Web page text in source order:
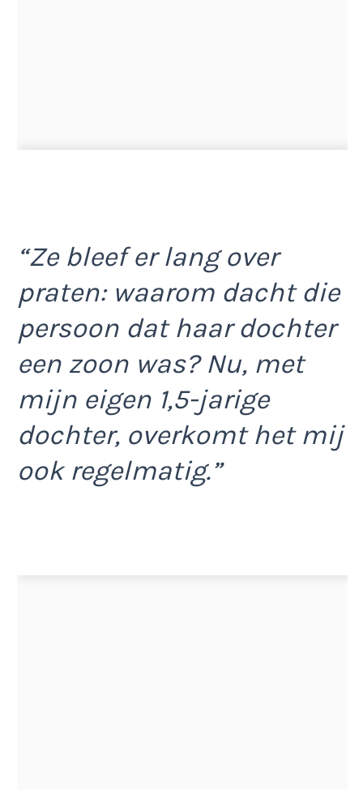
“Ze bleef er lang over
praten: waarom dacht die
persoon dat haar dochter
een zoon was? Nu, met
mijn eigen 1,5-jarige
dochter, overkomt het mij
ook regelmatig.”